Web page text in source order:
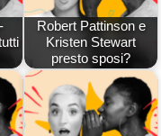
Robert Pattinson e
Kristen Stewart
presto sposi?